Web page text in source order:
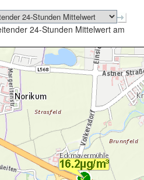
24-Stunden Mittelwert am